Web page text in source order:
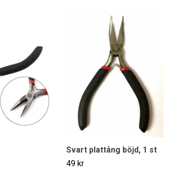
Svart plattång böjd, 1 st
49 kr